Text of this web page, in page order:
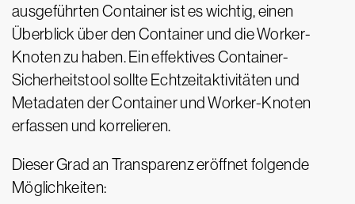
ausgeführten Container ist es wichtig, einen
Überblick über den Container und die Worker-
Knoten zu haben. Ein effektives Container-
Sicherheitstool sollte Echtzeitaktivitäten und
Metadaten der Container und Worker-Knoten
erfassen und korrelieren.
Dieser Grad an Transparenz eröffnet folgende
Möglichkeiten: